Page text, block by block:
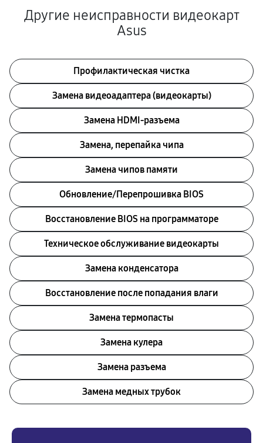
Другие неисправности видеокарт
Asus
Профилактическая чистка
Замена видеоадаптера (видеокарты)
Замена HDMI-разъема
Замена, перепайка чипа
Замена чипов памяти
Обновление/Перепрошивка BIOS
Восстановление BIOS на программаторе
Техническое обслуживание видеокарты
Замена конденсатора
Восстановление после попадания влаги
Замена термопасты
Замена кулера
Замена разъема
Замена медных трубок